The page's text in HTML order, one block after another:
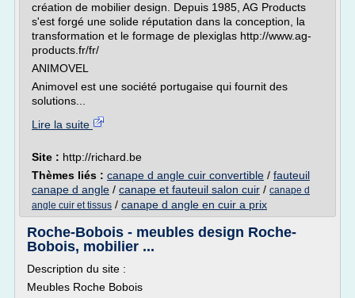
création de mobilier design. Depuis 1985, AG Products
s'est forgé une solide réputation dans la conception, la
transformation et le formage de plexiglas http://www.ag-
products.fr/fr/
ANIMOVEL
Animovel est une société portugaise qui fournit des
solutions...
Lire la suite
Site : http://richard.be
Thèmes liés : canape d angle cuir convertible / fauteuil
canape d angle / canape et fauteuil salon cuir / canape d
angle cuir et tissus / canape d angle en cuir a prix
Roche-Bobois - meubles design Roche-
Bobois, mobilier ...
Description du site :
Meubles Roche Bobois